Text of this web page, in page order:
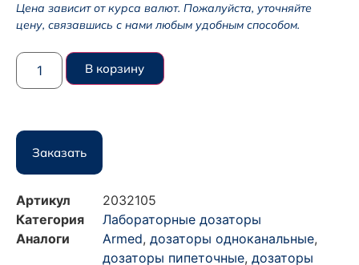
Цена зависит от курса валют. Пожалуйста, уточняйте
цену, связавшись с нами любым удобным способом.
В корзину
Заказать
Артикул
2032105
Категория
Лабораторные дозаторы
Аналоги
Armed, дозаторы одноканальные,
дозаторы пипеточные, дозаторы